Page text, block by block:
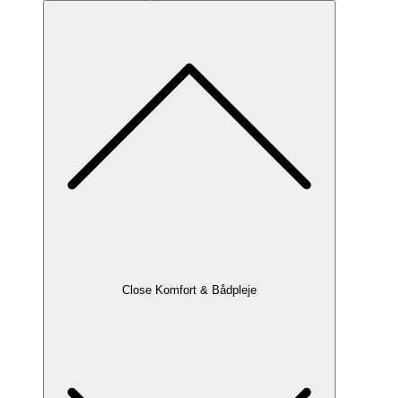
Close Komfort & Bådpleje